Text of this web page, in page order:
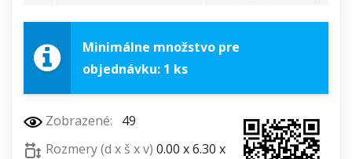
Minimálne množstvo pre
objednávku: 1 ks
Zobrazené:
49
Rozmery (d x š x v) 0.00 x 6.30 x